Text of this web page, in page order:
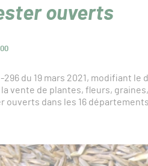
ouverts
296 du 19 mars 2021, modifiant
vente de plantes, fleurs,
dans les 16